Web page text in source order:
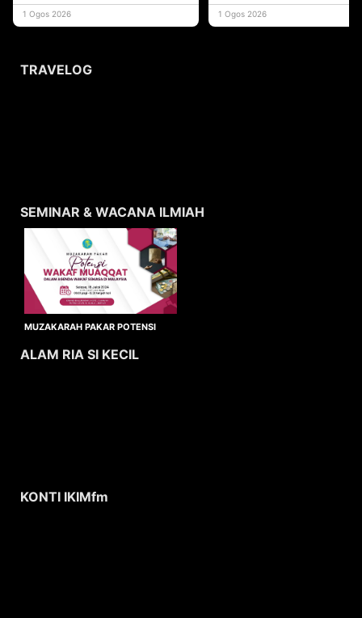
yang memberi ma
1 Ogos 2026
1 Ogos 2026
TRAVELOG
SEMINAR & WACANA ILMIAH
MUZAKARAH PAKAR POTENSI
ALAM RIA SI KECIL
KONTI IKIMfm